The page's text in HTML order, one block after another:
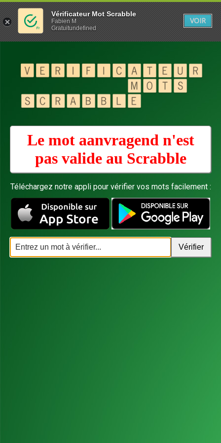
Le mot aanvragend n'est
pas valide au Scrabble
Téléchargez notre appli pour vérifier vos mots facilement :
Vérificateur Mot Scrabble
Fabien M
Gratuitundefined
VOIR